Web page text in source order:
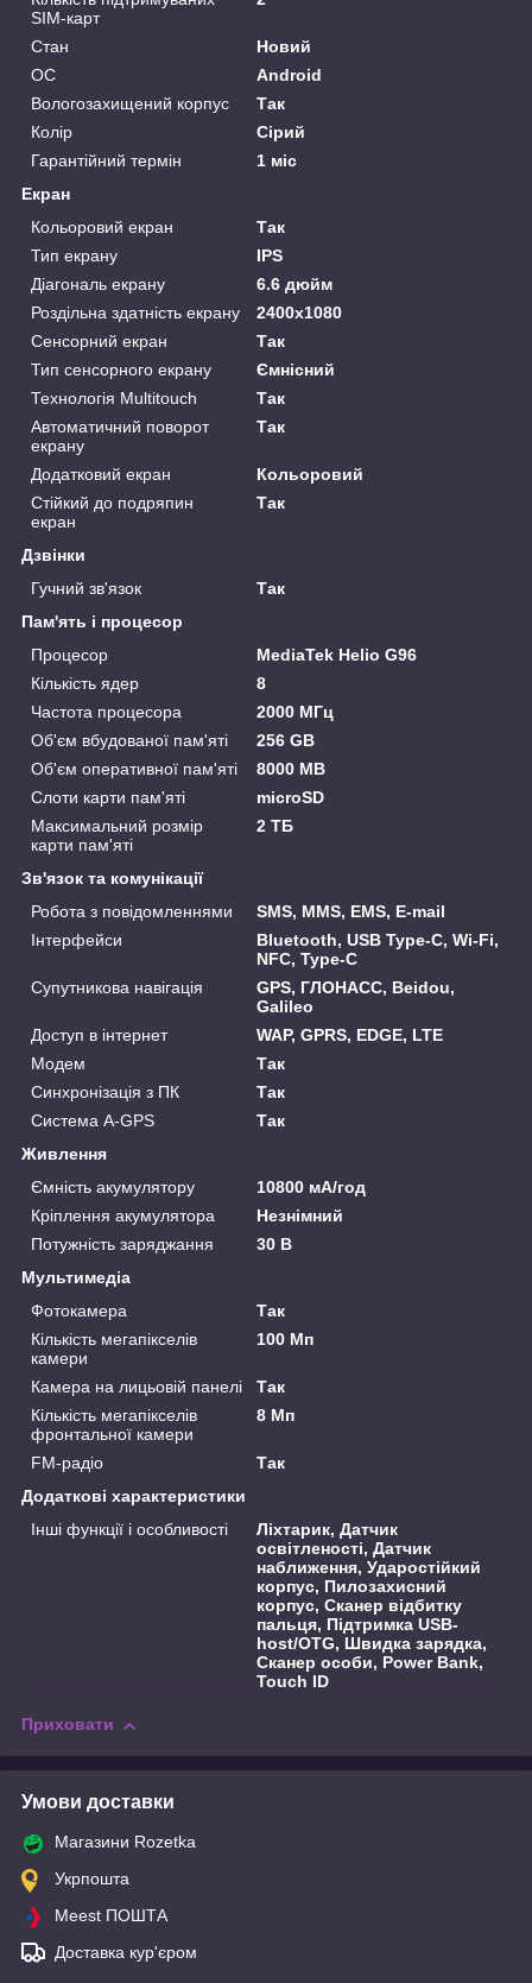
SIM-карт
Стан
Новий
ОС
Android
Вологозахищений корпус
Так
Колір
Сірий
Гарантійний термін
1 міс
Екран
Кольоровий екран
Так
Тип екрану
IPS
Діагональ екрану
6.6 дюйм
Роздільна здатність екрану
2400x1080
Сенсорний екран
Так
Тип сенсорного екрану
Ємнісний
Технологія Multitouch
Так
Автоматичний поворот
екрану
Так
Додатковий екран
Кольоровий
Стійкий до подряпин
екран
Так
Дзвінки
Гучний зв'язок
Так
Пам'ять і процесор
Процесор
MediaTek Helio G96
Кількість ядер
8
Частота процесора
2000 МГц
Об'єм вбудованої пам'яті
256 GB
Об'єм оперативної пам'яті
8000 MB
Слоти карти пам'яті
microSD
Максимальний розмір
карти пам'яті
2 ТБ
Зв'язок та комунікації
Робота з повідомленнями
SMS, MMS, EMS, E-mail
Інтерфейси
Bluetooth, USB Type-C, Wi-Fi,
NFC, Type-C
Супутникова навігація
GPS, ГЛОНАСС, Beidou,
Galileo
Доступ в інтернет
WAP, GPRS, EDGE, LTE
Модем
Так
Синхронізація з ПК
Так
Система A-GPS
Так
Живлення
Ємність акумулятору
10800 мА/год
Кріплення акумулятора
Незнімний
Потужність заряджання
30 В
Мультимедіа
Фотокамера
Так
Кількість мегапікселів
камери
100 Мп
Камера на лицьовій панелі
Так
Кількість мегапікселів
фронтальної камери
8 Мп
FM-радіо
Так
Додаткові характеристики
Інші функції і особливості
Ліхтарик, Датчик
освітленості, Датчик
наближення, Ударостійкий
корпус, Пилозахисний
корпус, Сканер відбитку
пальця, Підтримка USB-
host/OTG, Швидка зарядка,
Сканер особи, Power Bank,
Touch ID
Приховати
Умови доставки
Магазини Rozetka
Укрпошта
Meest ПОШТА
Доставка кур'єром